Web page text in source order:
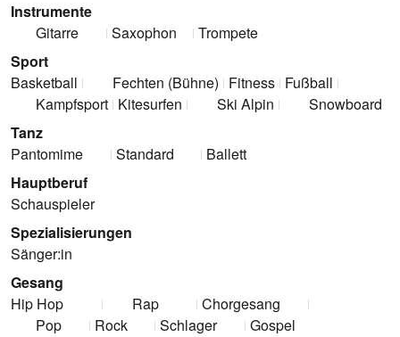
Instrumente
Gitarre
Saxophon
Trompete
Sport
Basketball
Fechten (Bühne) Fitness Fußball
Kampfsport Kitesurfen Ski Alpin
Snowboard
Tanz
Pantomime
Standard
Ballett
Hauptberuf
Schauspieler
Spezialisierungen
Sänger:in
Gesang
Hip Hop
Rap
Chorgesang
Pop
Rock Schlager
Gospel